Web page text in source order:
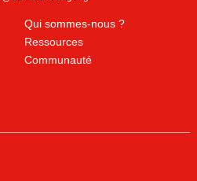
Qui sommes-nous ?
Ressources
Communauté